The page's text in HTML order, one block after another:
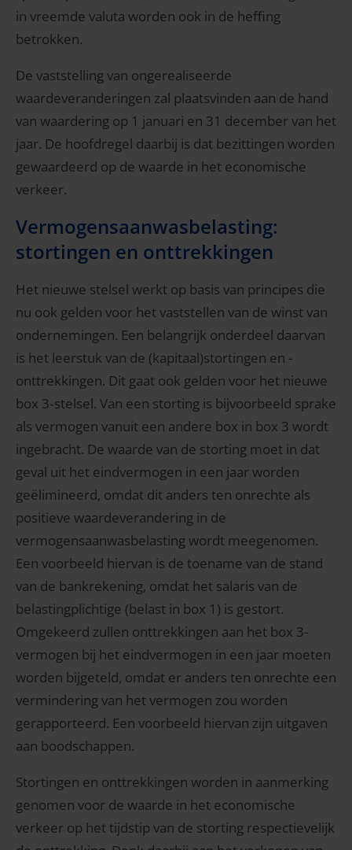
in vreemde valuta worden ook in de heffing
betrokken.
De vaststelling van ongerealiseerde
waardeveranderingen zal plaatsvinden aan de hand
van waardering op 1 januari en 31 december van het
jaar. De hoofdregel daarbij is dat bezittingen worden
gewaardeerd op de waarde in het economische
verkeer.
Vermogensaanwasbelasting:
stortingen en onttrekkingen
Het nieuwe stelsel werkt op basis van principes die
nu ook gelden voor het vaststellen van de winst van
ondernemingen. Een belangrijk onderdeel daarvan
is het leerstuk van de (kapitaal)stortingen en -
onttrekkingen. Dit gaat ook gelden voor het nieuwe
box 3‑stelsel. Van een storting is bijvoorbeeld sprake
als vermogen vanuit een andere box in box 3 wordt
ingebracht. De waarde van de storting moet in dat
geval uit het eindvermogen in een jaar worden
geëlimineerd, omdat dit anders ten onrechte als
positieve waardeverandering in de
vermogensaanwasbelasting wordt meegenomen.
Een voorbeeld hiervan is de toename van de stand
van de bankrekening, omdat het salaris van de
belastingplichtige (belast in box 1) is gestort.
Omgekeerd zullen onttrekkingen aan het box 3-
vermogen bij het eindvermogen in een jaar moeten
worden bijgeteld, omdat er anders ten onrechte een
vermindering van het vermogen zou worden
gerapporteerd. Een voorbeeld hiervan zijn uitgaven
aan boodschappen.
Stortingen en onttrekkingen worden in aanmerking
genomen voor de waarde in het economische
verkeer op het tijdstip van de storting respectievelijk